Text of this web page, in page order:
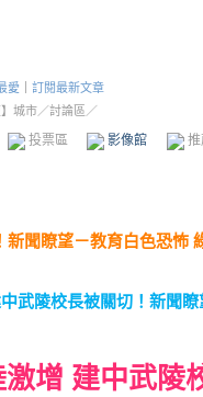
愛
訂閱最新文章
】城市／討論區／
投票區 影像館
聞瞭望－教育白色恐怖
武陵校長被關切！新聞
增 建中武陵